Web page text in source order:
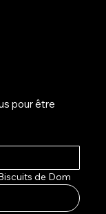
pour être
de Dom